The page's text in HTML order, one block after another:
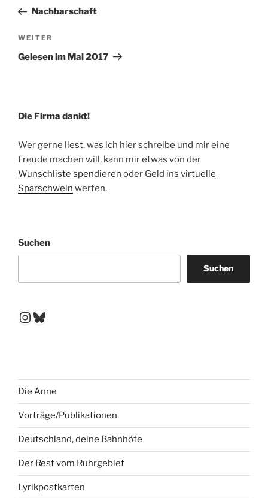
Beitrag
Nachbarschaft
Nächster
Beitrag
WEITER
Gelesen im Mai 2017
Die Firma dankt!
Wer gerne liest, was ich hier schreibe und mir eine
Freude machen will, kann mir etwas von der
Wunschliste spendieren oder Geld ins virtuelle
Sparschwein werfen.
Suchen
Suchen
Instagram
Bluesky
Die Anne
Vorträge/Publikationen
Deutschland, deine Bahnhöfe
Der Rest vom Ruhrgebiet
Lyrikpostkarten